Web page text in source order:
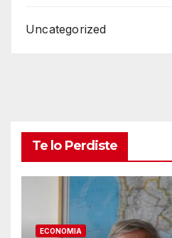
Uncategorized
Te lo Perdiste
ECONOMIA